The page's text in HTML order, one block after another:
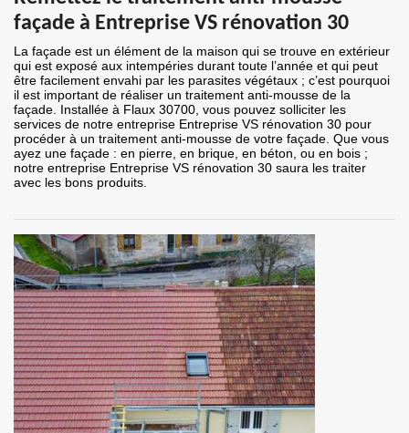
façade à Entreprise VS rénovation 30
La façade est un élément de la maison qui se trouve en extérieur
qui est exposé aux intempéries durant toute l’année et qui peut
être facilement envahi par les parasites végétaux ; c’est pourquoi
il est important de réaliser un traitement anti-mousse de la
façade. Installée à Flaux 30700, vous pouvez solliciter les
services de notre entreprise Entreprise VS rénovation 30 pour
procéder à un traitement anti-mousse de votre façade. Que vous
ayez une façade : en pierre, en brique, en béton, ou en bois ;
notre entreprise Entreprise VS rénovation 30 saura les traiter
avec les bons produits.